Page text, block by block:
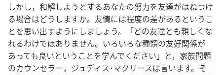
しかし，和解しようとするあなたの努力を友達がはねつけ
る場合はどうしますか。友情には程度の差があるというこ
とを思い出すようにしましょう。「どの友達とも親しくな
れるわけではありません。いろいろな種類の友好関係が
あっても良いということを学んでください」と，家族問題
のカウンセラー，ジュディス･マクリースは言います。そ